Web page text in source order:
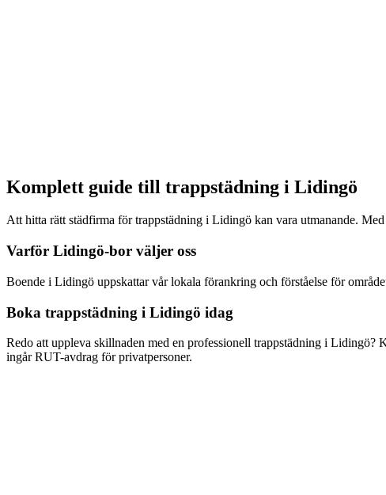
Komplett guide till trappstädning i Lidingö
Att hitta rätt städfirma förtrappstädning i Lidingö kan vara utmanande.
Varför Lidingö-bor väljer oss
Boende i Lidingö uppskattar vår lokala förankring och förståelse för
Boka trappstädning i Lidingö idag
Redo att uppleva skillnaden med en professionell trappstädning i Lidingö?
ingår RUT-avdrag för privatpersoner.